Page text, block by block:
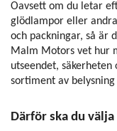
Oavsett om du letar
glödlampor eller
och packningar, så är
Malm Motors vet hur
utseendet,
sortiment av
Därför ska du